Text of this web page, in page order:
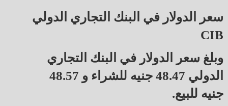
سعر الدولار في البنك التجاري الدولي
CIB
وبلغ سعر الدولار في البنك التجاري
الدولي 48.47 جنيه للشراء و 48.57
جنيه للبيع.